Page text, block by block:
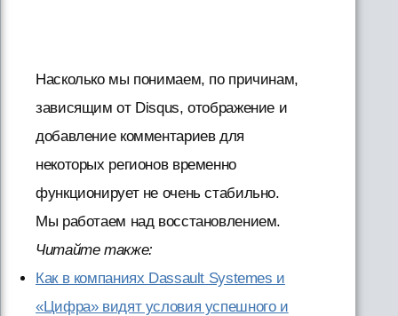
Насколько мы понимаем, по причинам,
зависящим от Disqus, отображение и
добавление комментариев для
некоторых регионов временно
функционирует не очень стабильно.
Мы работаем над восстановлением.
Читайте также:
Как в компаниях Dassault Systemes и
«Цифра» видят условия успешного и